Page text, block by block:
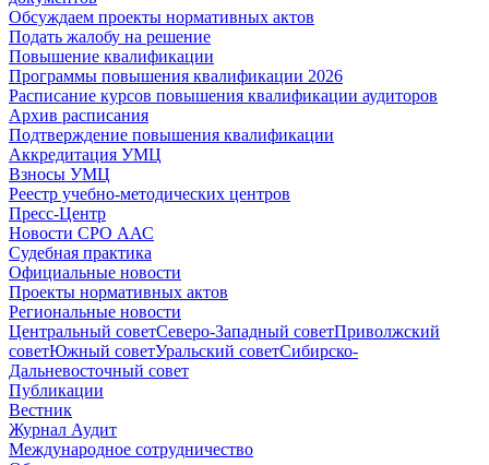
Обсуждаем проекты нормативных актов
Подать жалобу на решение
Повышение квалификации
Программы повышения квалификации 2026
Расписание курсов повышения квалификации аудиторов
Архив расписания
Подтверждение повышения квалификации
Аккредитация УМЦ
Взносы УМЦ
Реестр учебно-методических центров
Пресс-Центр
Новости СРО ААС
Судебная практика
Официальные новости
Проекты нормативных актов
Региональные новости
Центральный советСеверо-Западный советПриволжский
советЮжный советУральский советСибирско-
Дальневосточный совет
Публикации
Вестник
Журнал Аудит
Международное сотрудничество